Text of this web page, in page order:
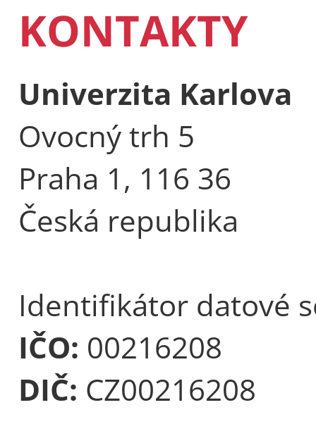
KONTAKTY
Univerzita Karlova
Ovocný trh 5
Praha 1, 116 36
Česká republika
Identifikátor datové
IČO: 00216208
DIČ: CZ00216208